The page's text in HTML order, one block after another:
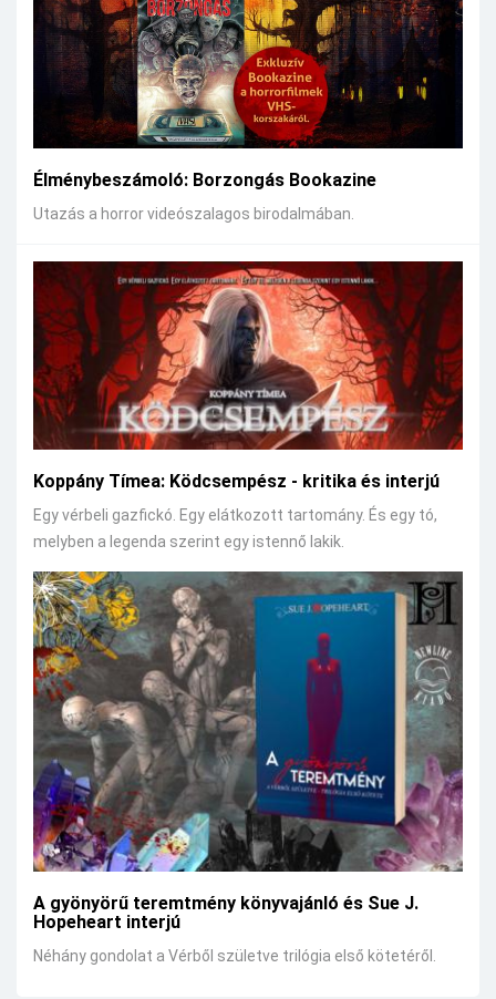
Élménybeszámoló: Borzongás Bookazine
Utazás a horror videószalagos birodalmában.
Koppány Tímea: Ködcsempész - kritika és interjú
Egy vérbeli gazfickó. Egy elátkozott tartomány. És egy tó,
melyben a legenda szerint egy istennő lakik.
A gyönyörű teremtmény könyvajánló és Sue J.
Hopeheart interjú
Néhány gondolat a Vérből születve trilógia első kötetéről.